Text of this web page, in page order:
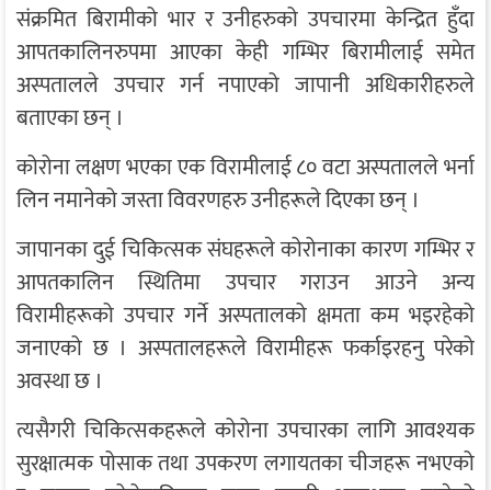
संक्रमित बिरामीको भार र उनीहरुको उपचारमा केन्द्रित हुँदा
आपतकालिनरुपमा आएका केही गम्भिर बिरामीलाई समेत
अस्पतालले उपचार गर्न नपाएको जापानी अधिकारीहरुले
बताएका छन् ।
कोरोना लक्षण भएका एक विरामीलाई ८० वटा अस्पतालले भर्ना
लिन नमानेको जस्ता विवरणहरु उनीहरूले दिएका छन् ।
जापानका दुई चिकित्सक संघहरूले कोरोनाका कारण गम्भिर र
आपतकालिन स्थितिमा उपचार गराउन आउने अन्य
विरामीहरूको उपचार गर्ने अस्पतालको क्षमता कम भइरहेको
जनाएको छ । अस्पतालहरूले विरामीहरू फर्काइरहनु परेको
अवस्था छ ।
त्यसैगरी चिकित्सकहरूले कोरोना उपचारका लागि आवश्यक
सुरक्षात्मक पोसाक तथा उपकरण लगायतका चीजहरू नभएको